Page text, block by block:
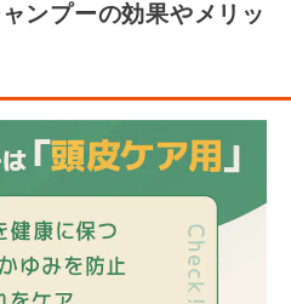
ンプーの効果やメリッ